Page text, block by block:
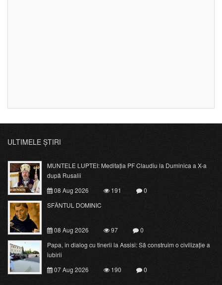
ULTIMELE ȘTIRI
MUNTELE LUPTEI: Meditația PF Claudiu la Duminica a X-a
după Rusalii
08 Aug 2026
191
0
SFÂNTUL DOMINIC
08 Aug 2026 97
0
Papa, în dialog cu tinerii la Assisi: Să construim o civilizație a
iubirii
07 Aug 2026
190 0